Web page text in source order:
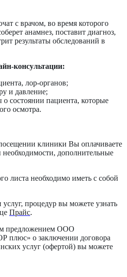
с врачом, во время которого
анамнез, поставит диагноз,
результаты обследований в
консультации:
лор-органов;
и давление;
о состоянии пациента, которые
осмотра.
клиники Вы оплачиваете
необходимости, дополнительные
листа необходимо иметь с собой
процедур вы можете узнать
Прайс.
предложением ООО
плюс» о заключении договора
услуг (офертой) вы можете